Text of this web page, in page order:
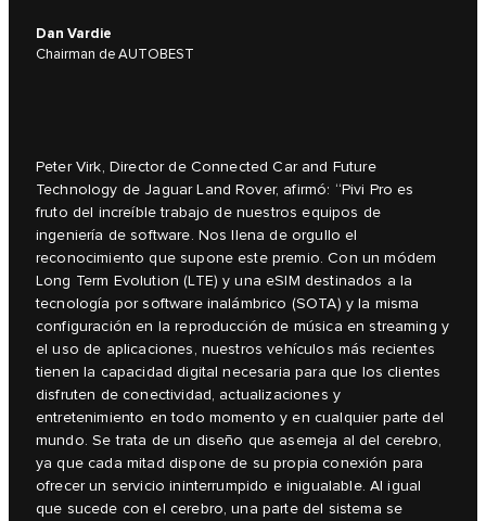
Dan Vardie
Chairman de AUTOBEST
Peter Virk, Director de Connected Car and Future
Technology de Jaguar Land Rover, afirmó: “Pivi Pro es
fruto del increíble trabajo de nuestros equipos de
ingeniería de software. Nos llena de orgullo el
reconocimiento que supone este premio. Con un módem
Long Term Evolution (LTE) y una eSIM destinados a la
tecnología por software inalámbrico (SOTA) y la misma
configuración en la reproducción de música en streaming y
el uso de aplicaciones, nuestros vehículos más recientes
tienen la capacidad digital necesaria para que los clientes
disfruten de conectividad, actualizaciones y
entretenimiento en todo momento y en cualquier parte del
mundo. Se trata de un diseño que asemeja al del cerebro,
ya que cada mitad dispone de su propia conexión para
ofrecer un servicio ininterrumpido e inigualable. Al igual
que sucede con el cerebro, una parte del sistema se